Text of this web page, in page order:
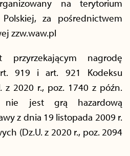
na terytorium
Polskiej, za pośrednictwem
zzw.waw.pl
przyrzekającym nagrodę
919 i art. 921 Kodeksu
z 2020 r., poz. 1740 z późn.
nie jest grą hazardową
z dnia 19 listopada 2009 r.
(Dz.U. z 2020 r., poz. 2094